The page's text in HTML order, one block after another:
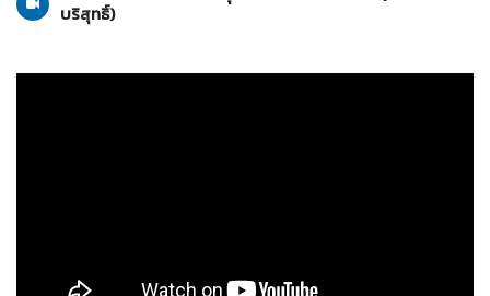
บริสุทธิ์)